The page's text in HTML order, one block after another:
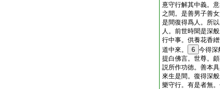
憙守行解其中義。
之間。是善男子善
是間復得爲人。所
人。前世時聞是深
行中事。供養花香
道中來。
6 今得深
提白佛言。世尊。
説所作功徳。善本
來生是間。復得深
樂守行。有是者無